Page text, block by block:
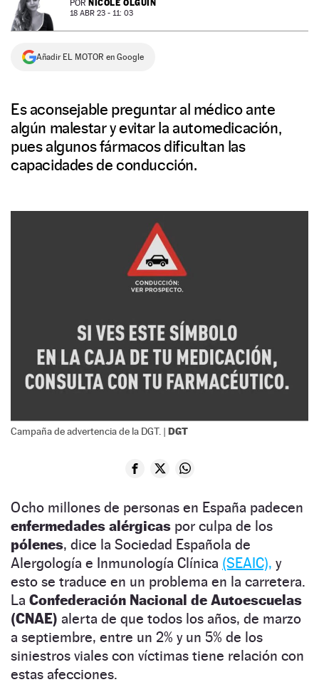
NEWSLETTER
SÍGUENOS
POR NICOLE OLGUÍN
18 ABR 23 - 11: 03
Añadir EL MOTOR en Google
Es aconsejable preguntar al médico ante
algún malestar y evitar la automedicación,
pues algunos fármacos dificultan las
capacidades de conducción.
Campaña de advertencia de la DGT. | DGT
Ocho millones de personas en España padecen
enfermedades alérgicas por culpa de los
pólenes, dice la Sociedad Española de
Alergología e Inmunología Clínica (SEAIC), y
esto se traduce en un problema en la carretera.
La Confederación Nacional de Autoescuelas
(CNAE) alerta de que todos los años, de marzo
a septiembre, entre un 2% y un 5% de los
siniestros viales con víctimas tiene relación con
estas afecciones.